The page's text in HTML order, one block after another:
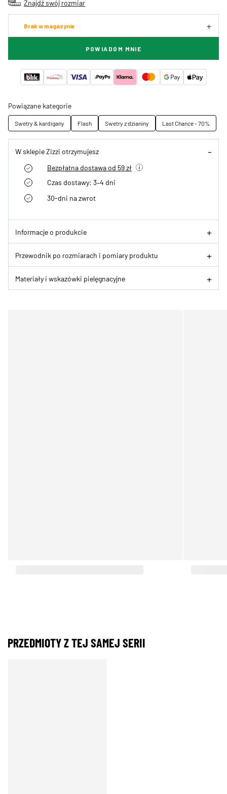
Znajdź swój rozmiar
Brak w magazynie
POWIADOM MNIE
Powiązane kategorie
Swetry & kardigany Flash Swetry z dzianiny Last Chance - 70%
W sklepie Zizzi otrzymujesz
Bezpłatna dostawa od 59 zł
Czas dostawy: 3–4 dni
30-dni na zwrot
Informacje o produkcie
Przewodnik po rozmiarach i pomiary produktu
Materiały i wskazówki pielęgnacyjne
PRZEDMIOTY Z TEJ SAMEJ SERII